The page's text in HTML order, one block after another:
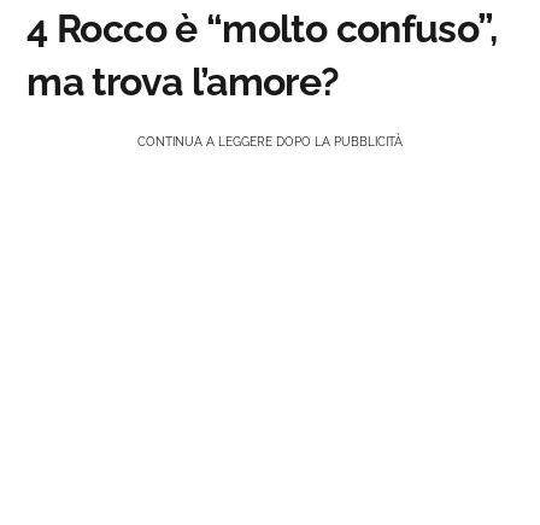
4 Rocco è “molto confuso”,
ma trova l’amore?
CONTINUA A LEGGERE DOPO LA PUBBLICITÀ